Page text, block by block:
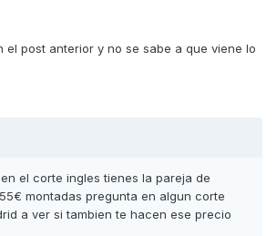
el post anterior y no se sabe a que viene lo
el corte ingles tienes la pareja de
montadas pregunta en algun corte
a ver si tambien te hacen ese precio